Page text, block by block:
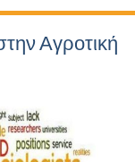
Αγροτική